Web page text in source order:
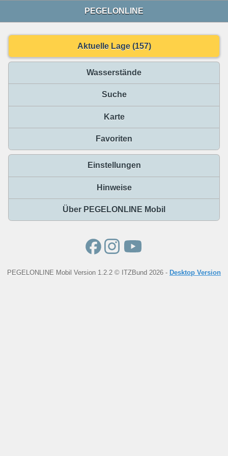
PEGELONLINE
Aktuelle Lage (157)
Wasserstände
Suche
Karte
Favoriten
Einstellungen
Hinweise
Über PEGELONLINE Mobil
PEGELONLINE Mobil Version 1.2.2 © ITZBund 2026 - Desktop Version